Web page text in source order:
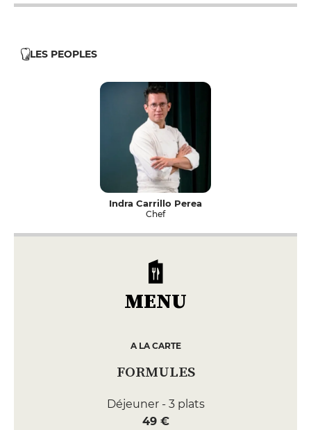
LES PEOPLES
Indra Carrillo Perea
Chef
MENU
A LA CARTE
FORMULES
Déjeuner - 3 plats
49 €